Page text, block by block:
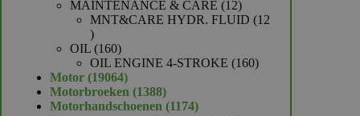
producten
MAINTENANCE & CARE 1212
producten
MNT&CARE HYDR. FLUID
12
12
producten
OIL 160160
producten
OIL ENGINE 4-STROKE 160160
Motor 1906419064
producten
Motorbroeken 13881388
producten
Motorhandschoenen 11741174